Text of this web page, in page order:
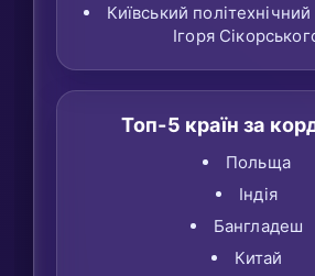
Київський політехнічний
Ігоря
Топ-5 країн за
Польща
Індія
Бангладеш
Китай